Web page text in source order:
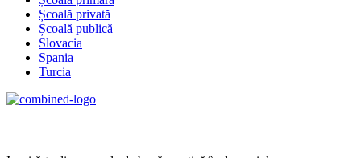
Școală privată
Școală publică
Slovacia
Spania
Turcia